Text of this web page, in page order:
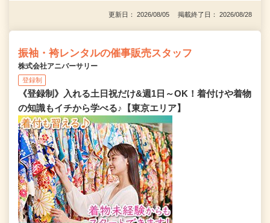
更新日： 2026/08/05 掲載終了日： 2026/08/28
振袖・袴レンタルの催事販売スタッフ
株式会社アニバーサリー
登録制
《登録制》入れる土日祝だけ&週1日～OK！着付けや着物
の知識もイチから学べる♪【東京エリア】